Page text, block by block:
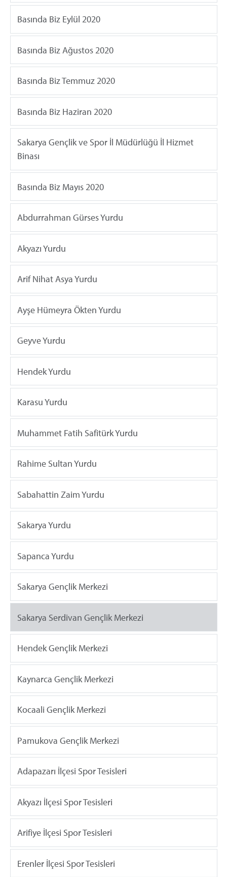
Basında Biz Eylül 2020
Basında Biz Ağustos 2020
Basında Biz Temmuz 2020
Basında Biz Haziran 2020
Sakarya Gençlik ve Spor İl Müdürlüğü İl Hizmet
Binası
Basında Biz Mayıs 2020
Abdurrahman Gürses Yurdu
Akyazı Yurdu
Arif Nihat Asya Yurdu
Ayşe Hümeyra Ökten Yurdu
Geyve Yurdu
Hendek Yurdu
Karasu Yurdu
Muhammet Fatih Safitürk Yurdu
Rahime Sultan Yurdu
Sabahattin Zaim Yurdu
Sakarya Yurdu
Sapanca Yurdu
Sakarya Gençlik Merkezi
Sakarya Serdivan Gençlik Merkezi
Hendek Gençlik Merkezi
Kaynarca Gençlik Merkezi
Kocaali Gençlik Merkezi
Pamukova Gençlik Merkezi
Adapazarı İlçesi Spor Tesisleri
Akyazı İlçesi Spor Tesisleri
Arifiye İlçesi Spor Tesisleri
Erenler İlçesi Spor Tesisleri